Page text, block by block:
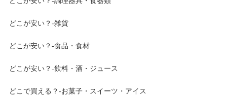
どこが安い？-雑貨
どこが安い？-食品・食材
どこが安い？-飲料・酒・ジュース
どこで買える？-お菓子・スイーツ・アイス